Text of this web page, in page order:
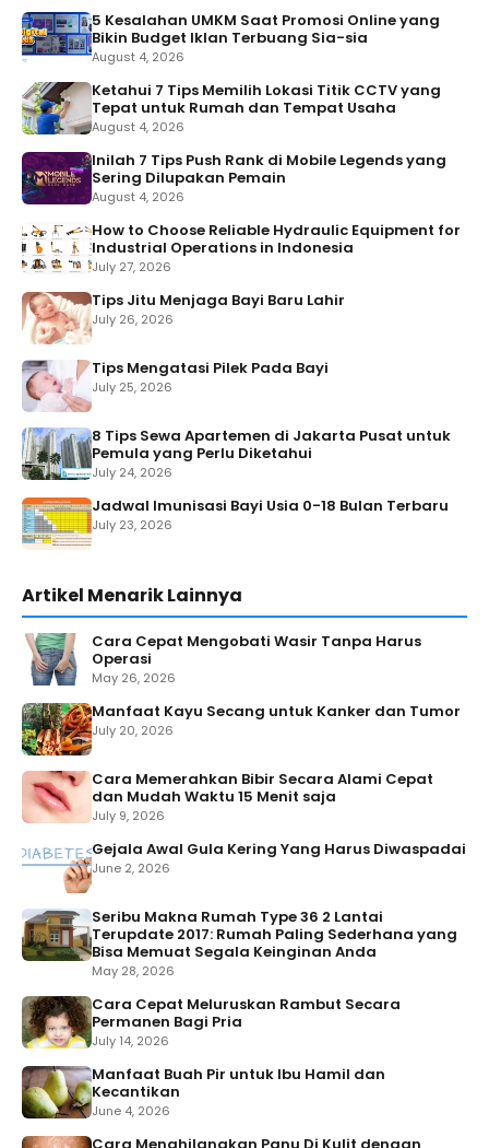
5 Kesalahan UMKM Saat Promosi Online yang
Bikin Budget Iklan Terbuang Sia-sia
August 4, 2026
Ketahui 7 Tips Memilih Lokasi Titik CCTV yang
Tepat untuk Rumah dan Tempat Usaha
August 4, 2026
Inilah 7 Tips Push Rank di Mobile Legends yang
Sering Dilupakan Pemain
August 4, 2026
How to Choose Reliable Hydraulic Equipment for
Industrial Operations in Indonesia
July 27, 2026
Tips Jitu Menjaga Bayi Baru Lahir
July 26, 2026
Tips Mengatasi Pilek Pada Bayi
July 25, 2026
8 Tips Sewa Apartemen di Jakarta Pusat untuk
Pemula yang Perlu Diketahui
July 24, 2026
Jadwal Imunisasi Bayi Usia 0-18 Bulan Terbaru
July 23, 2026
Artikel Menarik Lainnya
Cara Cepat Mengobati Wasir Tanpa Harus
Operasi
May 26, 2026
Manfaat Kayu Secang untuk Kanker dan Tumor
July 20, 2026
Cara Memerahkan Bibir Secara Alami Cepat
dan Mudah Waktu 15 Menit saja
July 9, 2026
Gejala Awal Gula Kering Yang Harus Diwaspadai
June 2, 2026
Seribu Makna Rumah Type 36 2 Lantai
Terupdate 2017: Rumah Paling Sederhana yang
Bisa Memuat Segala Keinginan Anda
May 28, 2026
Cara Cepat Meluruskan Rambut Secara
Permanen Bagi Pria
July 14, 2026
Manfaat Buah Pir untuk Ibu Hamil dan
Kecantikan
June 4, 2026